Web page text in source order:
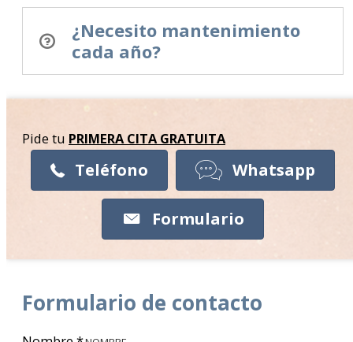
¿Necesito mantenimiento
cada año?
Pide tu PRIMERA CITA GRATUITA
Teléfono Whatsapp
Formulario
Formulario de contacto